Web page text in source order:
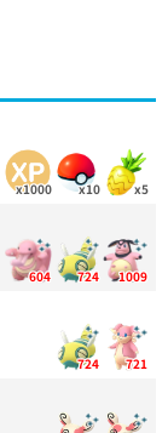
x1000
x10 x5
604
724 1009
724
721